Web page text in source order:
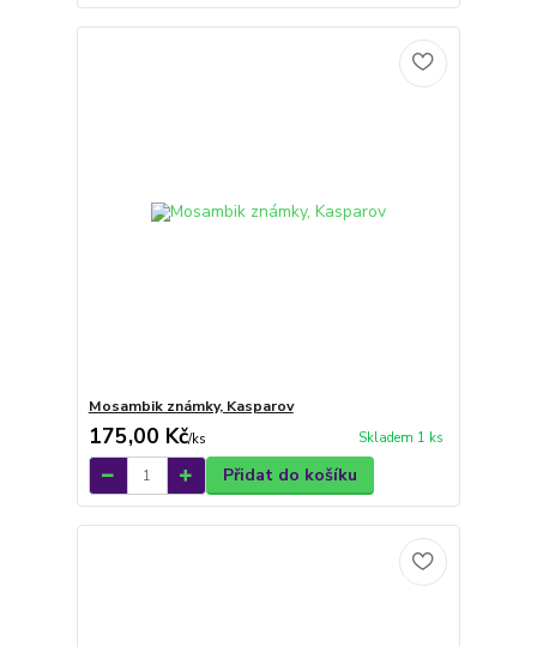
Mosambik známky, Kasparov
175,00 Kč/ks Skladem 1 ks
Přidat do košíku